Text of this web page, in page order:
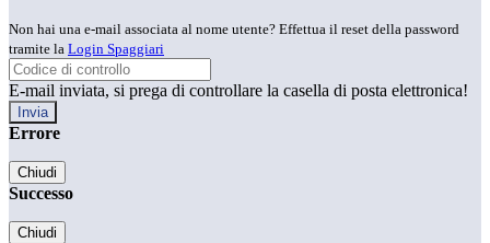
Non hai una e-mail associata al nome utente? Effettua il reset della password
tramite la Login Spaggiari
E-mail inviata, si prega di controllare la casella di posta elettronica!
Errore
Chiudi
Successo
Chiudi